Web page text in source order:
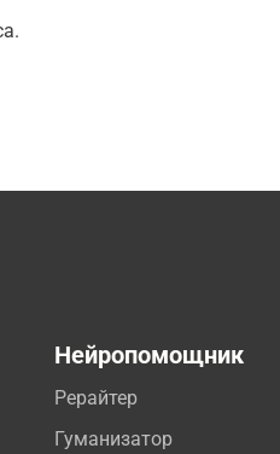
Нейропомощник
Рерайтер
Гуманизатор